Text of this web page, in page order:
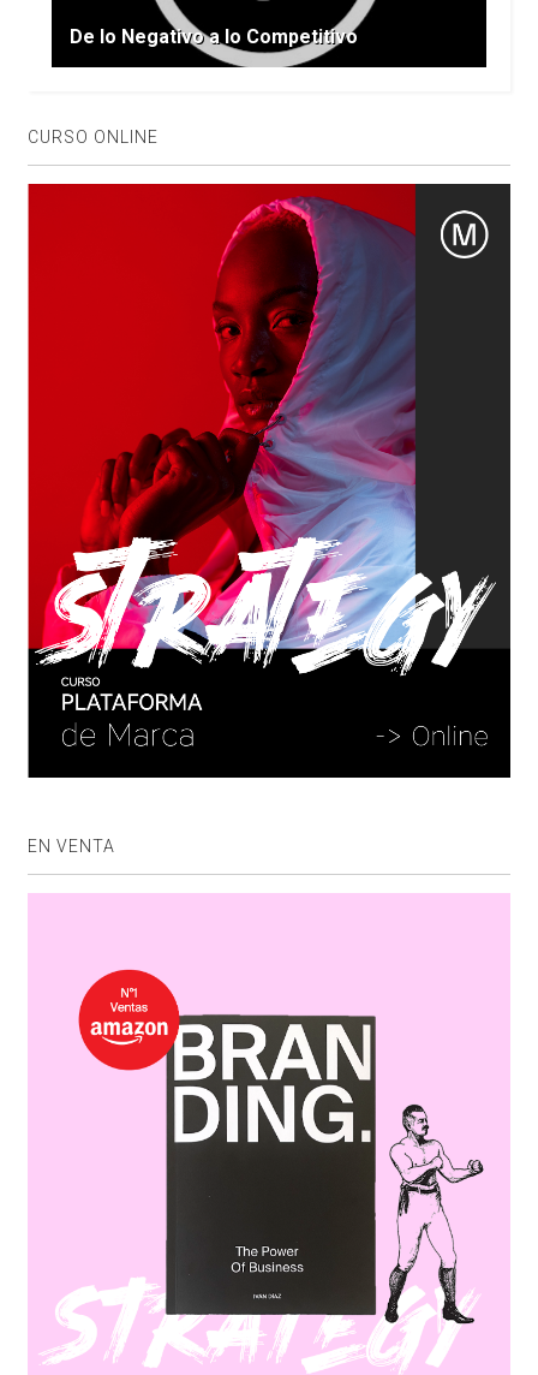
De lo Negativo a lo Competitivo
CURSO ONLINE
EN VENTA